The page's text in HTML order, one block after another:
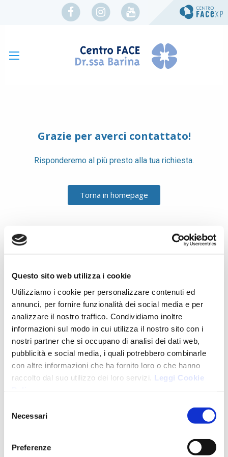
Questo sito web utilizza i cookie
Utilizziamo i cookie per personalizzare contenuti ed
annunci, per fornire funzionalità dei social media e per
analizzare il nostro traffico. Condividiamo inoltre
informazioni sul modo in cui utilizza il nostro sito con i
nostri partner che si occupano di analisi dei dati web,
pubblicità e social media, i quali potrebbero combinarle
con altre informazioni che ha fornito loro o che hanno
raccolto dal suo utilizzo dei loro servizi. Leggi Cookie
delNecessari
Preferenze
Grazie per averci contattato!
Risponderemo al più presto alla tua richiesta.
Torna in homepage
STUDIO BARINA
Dr.ssa Barina
Staff Medico
Staff Paramedico
Network di specialisti
Ambienti
TRATTAMENTI
Ortodonzia
Odontoiatria Pediatrica
Chirurgia
Tecnologie